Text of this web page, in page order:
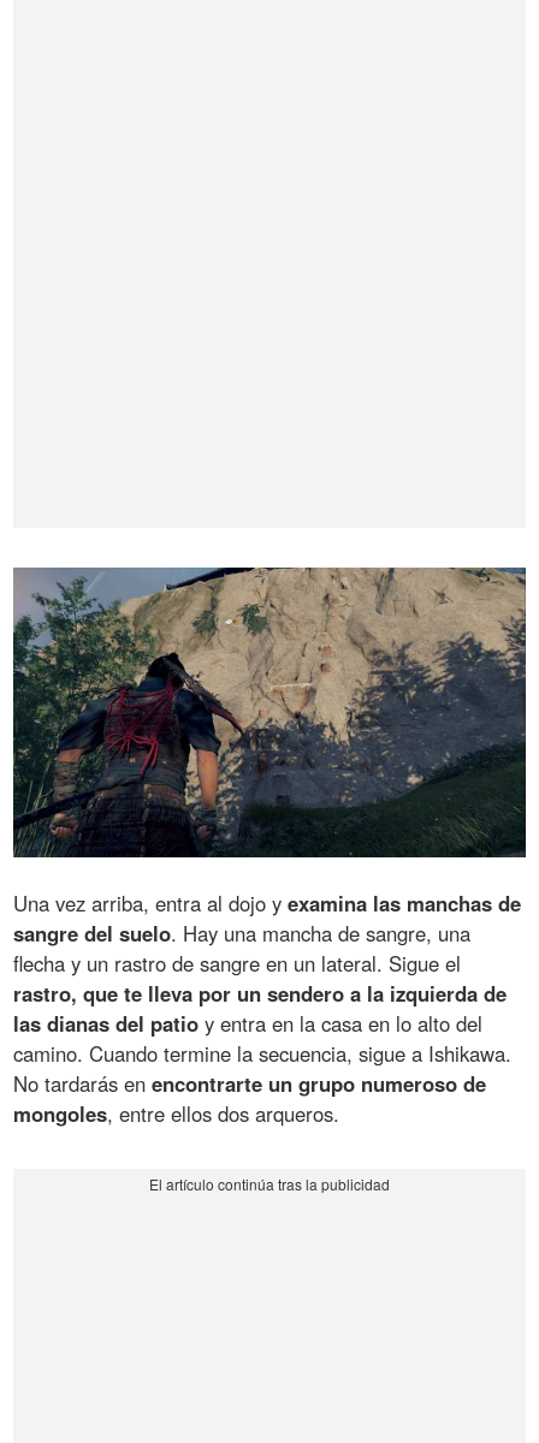
Una vez arriba, entra al dojo yexamina las manchas de
sangre del suelo. Hay una mancha de sangre, una
flecha y un rastro de sangre en un lateral. Sigue el
rastro, que te lleva por un sendero a la izquierda de
las dianas del patio y entra en la casa en lo alto del
camino. Cuando termine la secuencia, sigue a Ishikawa.
No tardarás enencontrarte un grupo numeroso de
mongoles, entre ellos dos arqueros.